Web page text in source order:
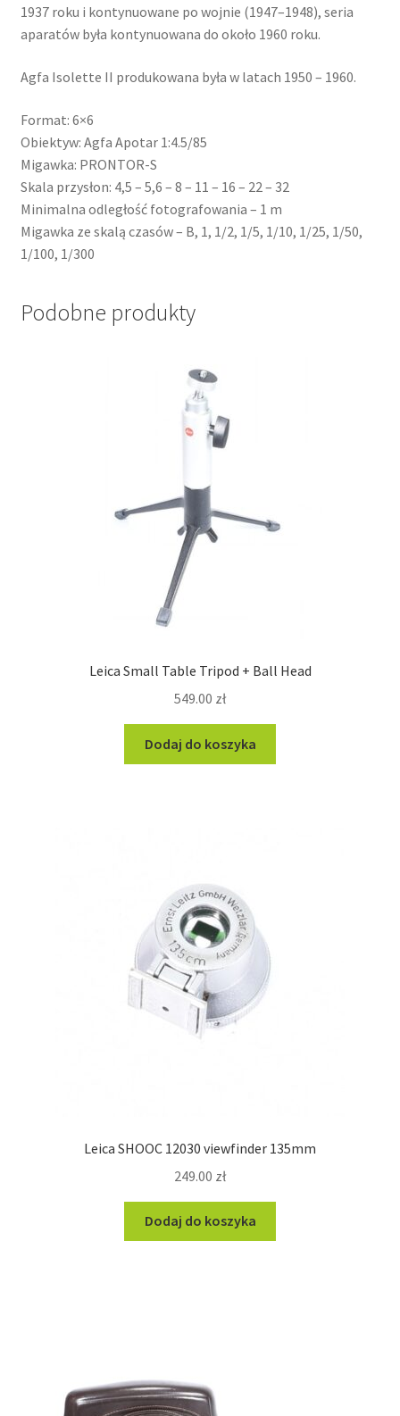
1937 roku i kontynuowane po wojnie (1947–1948), seria
aparatów była kontynuowana do około 1960 roku.
Agfa Isolette II produkowana była w latach 1950 – 1960.
Format: 6×6
Obiektyw: Agfa Apotar 1:4.5/85
Migawka: PRONTOR-S
Skala przysłon: 4,5 – 5,6 – 8 – 11 – 16 – 22 – 32
Minimalna odległość fotografowania – 1 m
Migawka ze skalą czasów – B, 1, 1/2, 1/5, 1/10, 1/25, 1/50,
1/100, 1/300
Podobne produkty
Leica Small Table Tripod + Ball Head
549.00 zł
Dodaj do koszyka
Leica SHOOC 12030 viewfinder 135mm
249.00 zł
Dodaj do koszyka